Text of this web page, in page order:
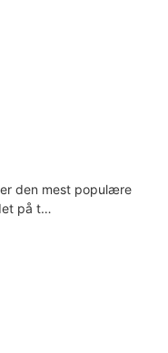
den mest populære
på t…